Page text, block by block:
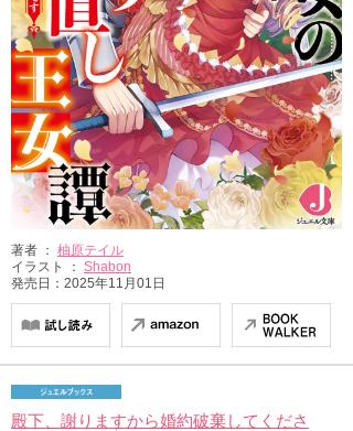
著者 ： 柚原テイル
イラスト ： Shabon
発売日：2025年11月01日
殿下、謝りますから婚約破棄してくださ